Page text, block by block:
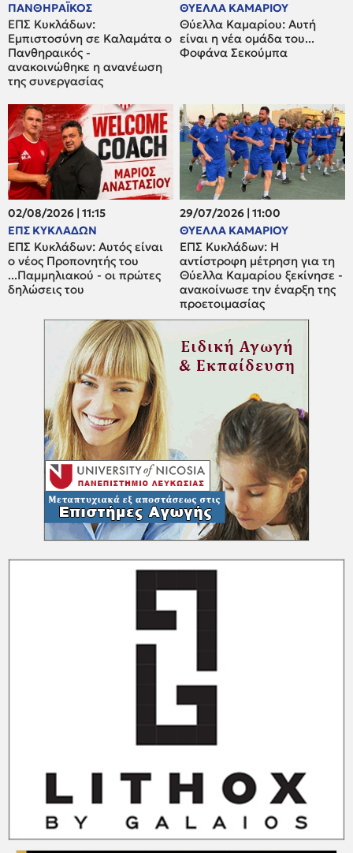
ΠΑΝΘΗΡΑΪΚΟΣ
ΕΠΣ Κυκλάδων:
Εμπιστοσύνη σε Καλαμάτα ο
Πανθηραικός -
ανακοινώθηκε η ανανέωση
της συνεργασίας
ΘΥΕΛΛΑ ΚΑΜΑΡΙΟΥ
Θύελλα Καμαρίου: Αυτή
είναι η νέα ομάδα του...
Φοφάνα Σεκούμπα
02/08/2026 | 11:15
ΕΠΣ ΚΥΚΛΑΔΩΝ
ΕΠΣ Κυκλάδων: Αυτός είναι
ο νέος Προπονητής του
...Παμμηλιακού - οι πρώτες
δηλώσεις του
29/07/2026 | 11:00
ΘΥΕΛΛΑ ΚΑΜΑΡΙΟΥ
ΕΠΣ Κυκλάδων: Η
αντίστροφη μέτρηση για τη
Θύελλα Καμαρίου ξεκίνησε -
ανακοίνωσε την έναρξη της
προετοιμασίας